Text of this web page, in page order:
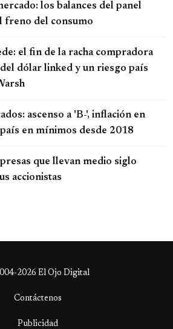
los balances del panel
freno del consumo
el fin de la racha compradora
dólar linked y un riesgo país
ascenso a 'B-', inflación en
en mínimos desde 2018
que llevan medio siglo
accionistas
2026 El Ojo Digital
Contáctenos
Publicidad